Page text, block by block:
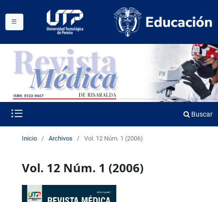
Buscar
Inicio / Archivos / Vol. 12 Núm. 1 (2006)
Vol. 12 Núm. 1 (2006)